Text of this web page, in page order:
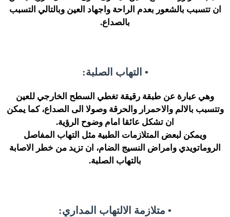
ان تتسبب بالشعور بعدم الراحة واجهاد العين وبالتالي التسبب
بالصداع.
• التهاب الصلبة:
وهي عبارة عن طبقة رقيقة تغطي السطح الخارجي للعين
وتتسبب بالالم والاحمرار والحرقة وصولا الى الصداع، كما يمكن
ان تشكل عائقا امام وضوح الرؤية.
ويمكن لبعض المتلازمات الطبية مثل التهاب المفاصل
الروماتويدي وامراض النسيج الضام، ان تزيد من خطر الاصابة
بالتهاب الصلبة.
• متلازمة الالتهاب المداري: